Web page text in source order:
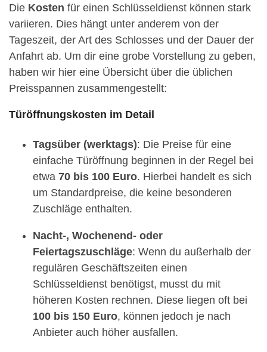
Die Kosten für einen Schlüsseldienst können stark
variieren. Dies hängt unter anderem von der
Tageszeit, der Art des Schlosses und der Dauer der
Anfahrt ab. Um dir eine grobe Vorstellung zu geben,
haben wir hier eine Übersicht über die üblichen
Preisspannen zusammengestellt:
Türöffnungskosten im Detail
Tagsüber (werktags): Die Preise für eine
einfache Türöffnung beginnen in der Regel bei
etwa 70 bis 100 Euro. Hierbei handelt es sich
um Standardpreise, die keine besonderen
Zuschläge enthalten.
Nacht-, Wochenend- oder
Feiertagszuschläge: Wenn du außerhalb der
regulären Geschäftszeiten einen
Schlüsseldienst benötigst, musst du mit
höheren Kosten rechnen. Diese liegen oft bei
100 bis 150 Euro, können jedoch je nach
Anbieter auch höher ausfallen.